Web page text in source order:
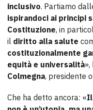
inclusivo. Partiamo
ispirandoci ai principi
Costituzione, in
il diritto alla salute
costituzionalmente
equità e universalità»,
Colmegna, presidente
Che ha detto ancora: «